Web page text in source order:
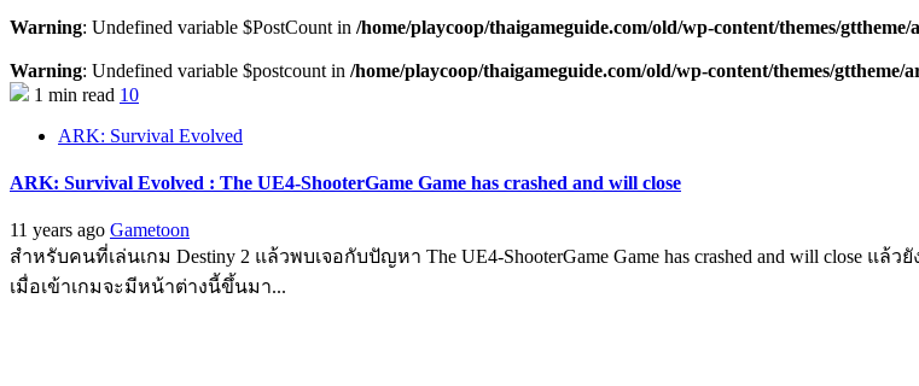
Warning: Undefined variable $PostCount in /home/playcoop/thaigameguide.com/old/wp-content/themes/
Warning: Undefined variable $postcount in /home/playcoop/thaigameguide.com/old/wp-content/themes/gttheme/
1 min read 10
ARK: Survival Evolved
ARK: Survival Evolved : The UE4-ShooterGame Game has crashed and will close
11 years ago Gametoon
สำหรับคนที่เล่นเกม Destiny 2 แล้วพบเจอกับปัญหา The UE4-ShooterGame Game has crashed and will
เมื่อเข้าเกมจะมีหน้าต่างนี้ขึ้นมา...